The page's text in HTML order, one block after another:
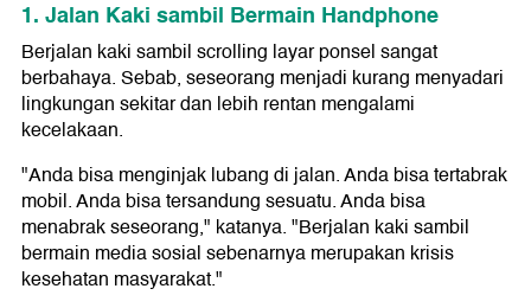
1. Jalan Kaki sambil Bermain Handphone
Berjalan kaki sambil scrolling layar ponsel sangat
berbahaya. Sebab, seseorang menjadi kurang menyadari
lingkungan sekitar dan lebih rentan mengalami
kecelakaan.
"Anda bisa menginjak lubang di jalan. Anda bisa tertabrak
mobil. Anda bisa tersandung sesuatu. Anda bisa
menabrak seseorang," katanya. "Berjalan kaki sambil
bermain media sosial sebenarnya merupakan krisis
kesehatan masyarakat."